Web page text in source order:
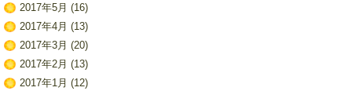
2017年5月 (16)
2017年4月 (13)
2017年3月 (20)
2017年2月 (13)
2017年1月 (12)